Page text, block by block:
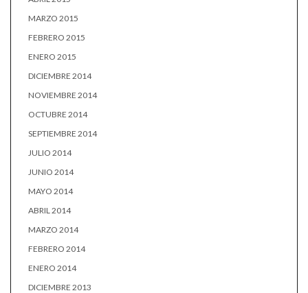
MARZO 2015
FEBRERO 2015
ENERO 2015
DICIEMBRE 2014
NOVIEMBRE 2014
OCTUBRE 2014
SEPTIEMBRE 2014
JULIO 2014
JUNIO 2014
MAYO 2014
ABRIL 2014
MARZO 2014
FEBRERO 2014
ENERO 2014
DICIEMBRE 2013